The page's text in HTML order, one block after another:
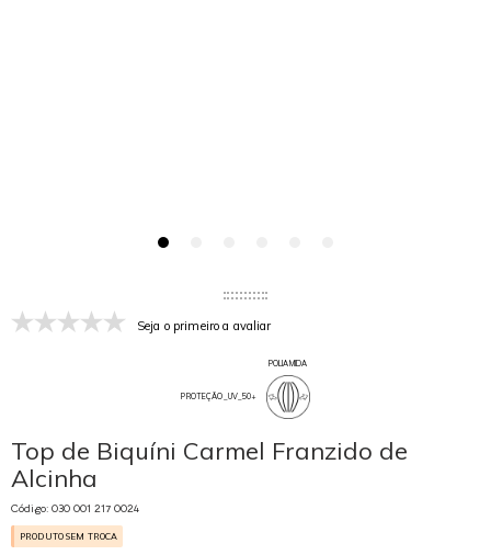
Seja o primeiro a avaliar
PROTEÇÃO_UV_50+
POLIAMIDA
Top de Biquíni Carmel Franzido de
Alcinha
Código: 030 001 217 0024
PRODUTO SEM TROCA